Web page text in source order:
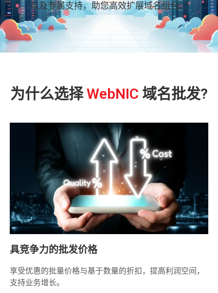
以及专属支持，助您高效扩展域名组合。
为什么选择WebNIC 域名批发?
具竞争力的批发价格
享受优惠的批量价格与基于数量的折扣，提高利润空间，
支持业务增长。